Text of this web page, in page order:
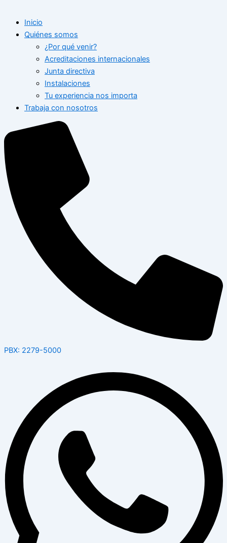
Inicio
Quiénes somos
¿Por qué venir?
Acreditaciones internacionales
Junta directiva
Instalaciones
Tu experiencia nos importa
Trabaja con nosotros
PBX: 2279-5000